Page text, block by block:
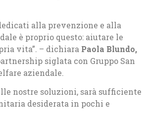
alla prevenzione e alla
è proprio questo: aiutare le
vita”. – dichiara Paola Blundo,
siglata con Gruppo San
aziendale.
nostre soluzioni, sarà sufficiente
desiderata in pochi e